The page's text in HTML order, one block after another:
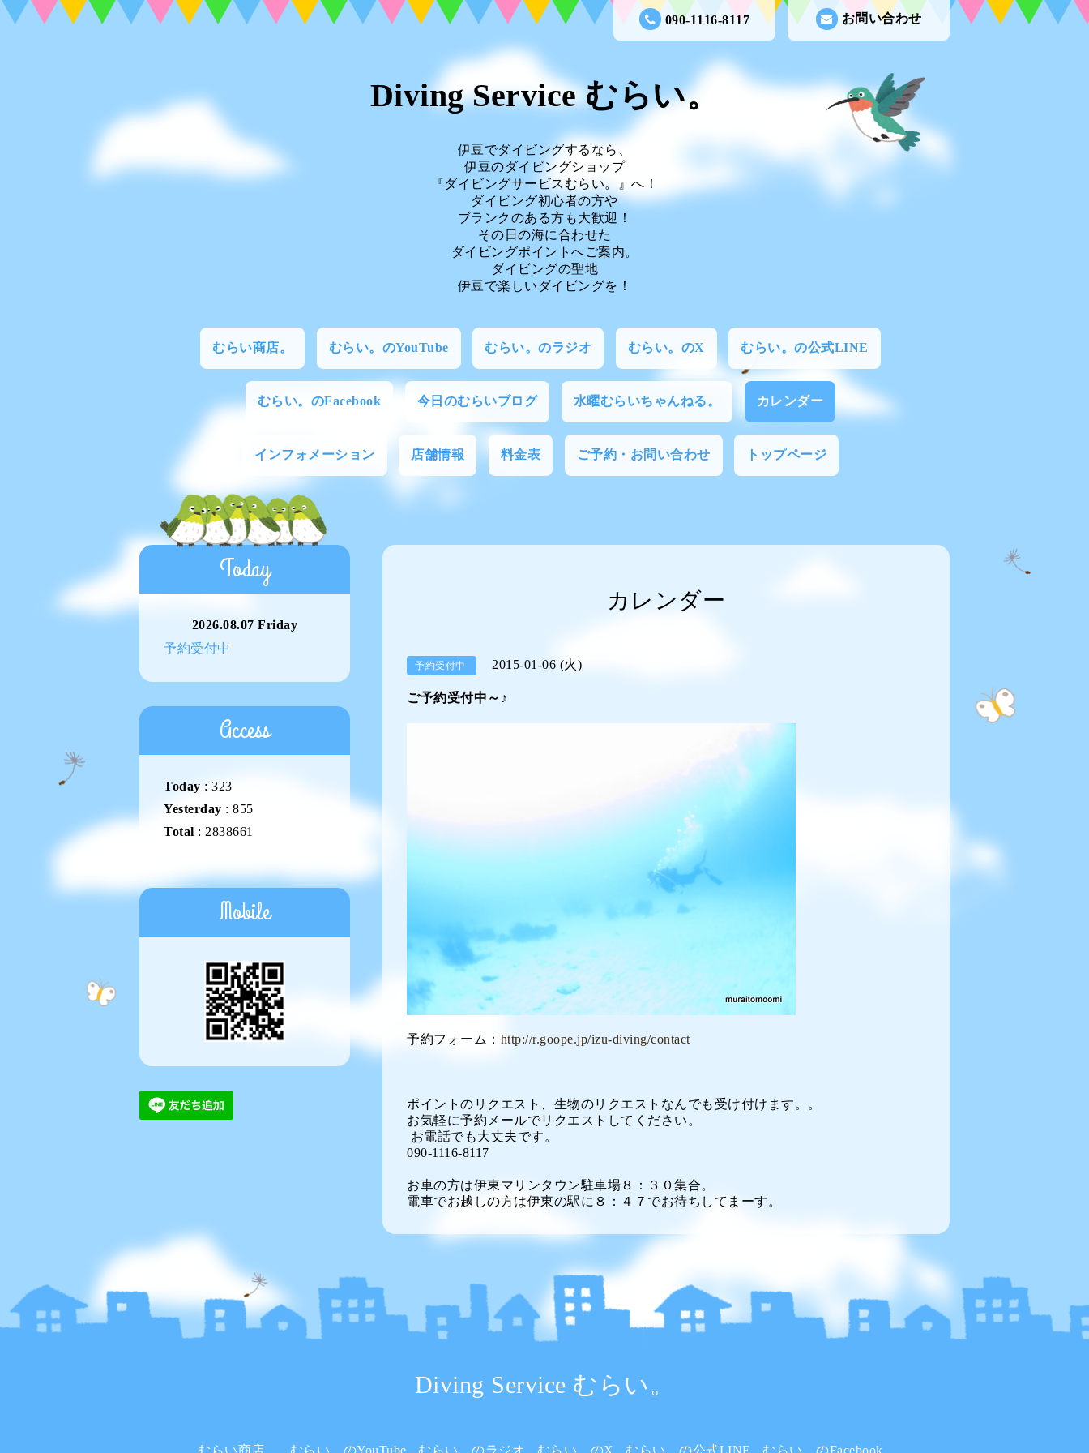
お問い合わせ
090-1116-8117
Diving Service むらい。
伊豆でダイビングするなら、
伊豆のダイビングショップ
『ダイビングサービスむらい。』へ！
ダイビング初心者の方や
ブランクのある方も大歓迎！
その日の海に合わせた
ダイビングポイントへご案内。
ダイビングの聖地
伊豆で楽しいダイビングを！
むらい商店。 むらい。のYouTube むらい。のラジオ むらい。のX むらい。の公式LINE
むらい。のFacebook 今日のむらいブログ 水曜むらいちゃんねる。 カレンダー
インフォメーション 店舗情報 料金表 ご予約・お問い合わせ トップページ
カレンダー
予約受付中 2015-01-06 (火)
ご予約受付中～♪
予約フォーム： http://r.goope.jp/izu-diving/contact
ポイントのリクエスト、生物のリクエストなんでも受け付けます。。
お気軽に予約メールでリクエストしてください。
お電話でも大丈夫です。
090-1116-8117
お車の方は伊東マリンタウン駐車場８：３０集合。
電車でお越しの方は伊東の駅に８：４７でお待ちしてまーす。
Today
2026.08.07 Friday
予約受付中
Access
Today : 323
Yesterday : 855
Total : 2838661
Mobile
Diving Service むらい。
むらい商店。 むらい。のYouTube むらい。のラジオ むらい。のX むらい。の公式LINE むらい。のFacebook